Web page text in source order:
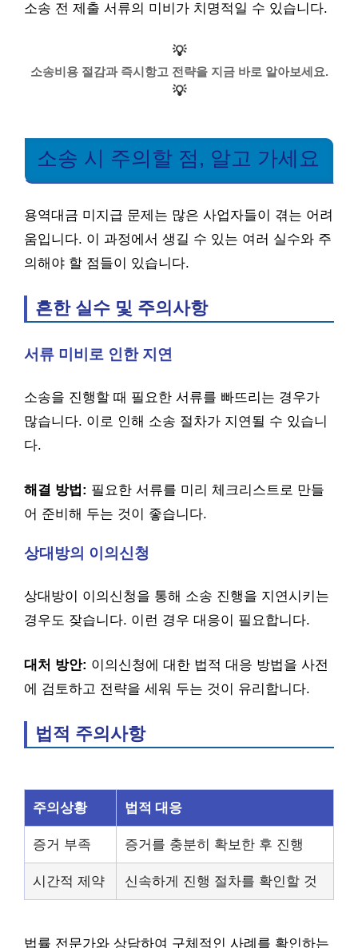
소송 전 제출 서류의 미비가 치명적일 수 있습니다.
💡
소송비용 절감과 즉시항고 전략을 지금 바로 알아보세요.
💡
소송 시 주의할 점, 알고 가세요
용역대금 미지급 문제는 많은 사업자들이 겪는 어려
움입니다. 이 과정에서 생길 수 있는 여러 실수와 주
의해야 할 점들이 있습니다.
흔한 실수 및 주의사항
서류 미비로 인한 지연
소송을 진행할 때 필요한 서류를 빠뜨리는 경우가
많습니다. 이로 인해 소송 절차가 지연될 수 있습니
다.
해결 방법: 필요한 서류를 미리 체크리스트로 만들
어 준비해 두는 것이 좋습니다.
상대방의 이의신청
상대방이 이의신청을 통해 소송 진행을 지연시키는
경우도 잦습니다. 이런 경우 대응이 필요합니다.
대처 방안: 이의신청에 대한 법적 대응 방법을 사전
에 검토하고 전략을 세워 두는 것이 유리합니다.
법적 주의사항
주의상황 법적 대응
증거 부족 증거를 충분히 확보한 후 진행
시간적 제약 신속하게 진행 절차를 확인할 것
법률 전문가와 상담하여 구체적인 사례를 확인하는